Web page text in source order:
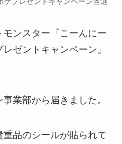
ンスター『こーんにー
ゼントキャンペーン』
業部から届きました。
品のシールが貼られて